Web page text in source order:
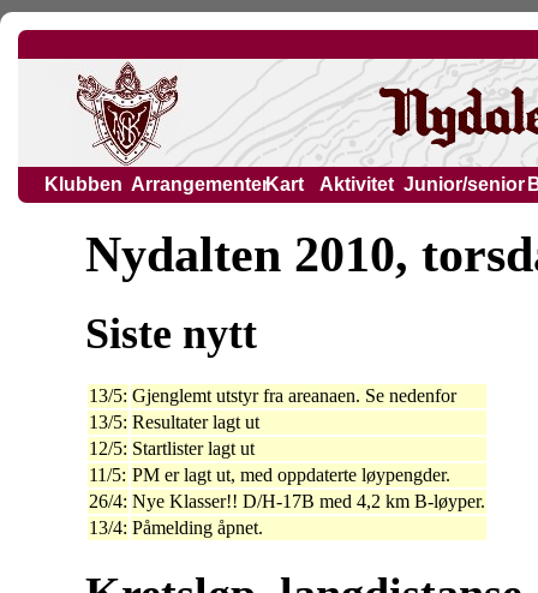
Klubben ArrangementerKart Aktivitet Junior/senior